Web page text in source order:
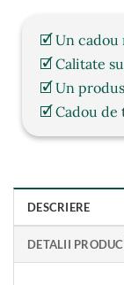
🗹 Un cadou
🗹 Calitate
🗹 Un
🗹 Cadou de
DESCRIERE
DETALII